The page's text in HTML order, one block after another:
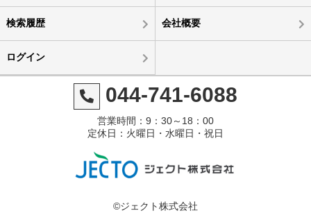
検索履歴 会社概要
ログイン
044-741-6088
営業時間：9：30～18：00
定休日：火曜日・水曜日・祝日
©ジェクト株式会社